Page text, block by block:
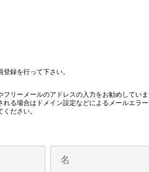
録を行って下さい。
リーメールのアドレスの入力をお勧めしていま
る場合はドメイン設定などによるメールエラ
ださい。